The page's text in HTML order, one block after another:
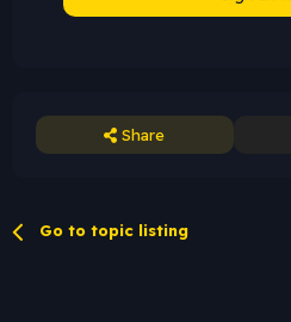
Share
Go to topic listing